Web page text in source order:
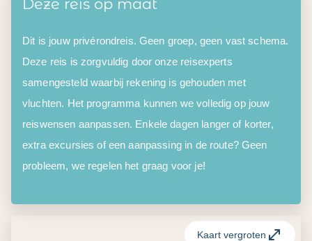
Deze reis op maat
Dit is jouw privérondreis. Geen groep, geen vast schema.
Deze reis is zorgvuldig door onze reisexperts
samengesteld waarbij rekening is gehouden met
vluchten. Het programma kunnen we volledig op jouw
reiswensen aanpassen. Enkele dagen langer of korter,
extra excursies of een aanpassing in de route? Geen
probleem, we regelen het graag voor je!
Kaart vergroten